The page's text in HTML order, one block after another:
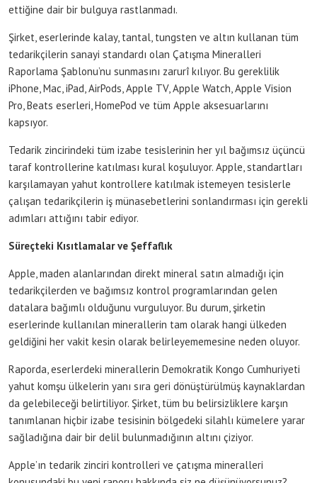
ettiğine dair bir bulguya rastlanmadı.
Şirket, eserlerinde kalay, tantal, tungsten ve altın kullanan tüm
tedarikçilerin sanayi standardı olan Çatışma Mineralleri
Raporlama Şablonu’nu sunmasını zarurî kılıyor. Bu gereklilik
iPhone, Mac, iPad, AirPods, Apple TV, Apple Watch, Apple Vision
Pro, Beats eserleri, HomePod ve tüm Apple aksesuarlarını
kapsıyor.
Tedarik zincirindeki tüm izabe tesislerinin her yıl bağımsız üçüncü
taraf kontrollerine katılması kural koşuluyor. Apple, standartları
karşılamayan yahut kontrollere katılmak istemeyen tesislerle
çalışan tedarikçilerin iş münasebetlerini sonlandırması için gerekli
adımları attığını tabir ediyor.
Süreçteki Kısıtlamalar ve Şeffaflık
Apple, maden alanlarından direkt mineral satın almadığı için
tedarikçilerden ve bağımsız kontrol programlarından gelen
datalara bağımlı olduğunu vurguluyor. Bu durum, şirketin
eserlerinde kullanılan minerallerin tam olarak hangi ülkeden
geldiğini her vakit kesin olarak belirleyememesine neden oluyor.
Raporda, eserlerdeki minerallerin Demokratik Kongo Cumhuriyeti
yahut komşu ülkelerin yanı sıra geri dönüştürülmüş kaynaklardan
da gelebileceği belirtiliyor. Şirket, tüm bu belirsizliklere karşın
tanımlanan hiçbir izabe tesisinin bölgedeki silahlı kümelere yarar
sağladığına dair bir delil bulunmadığının altını çiziyor.
Apple’ın tedarik zinciri kontrolleri ve çatışma mineralleri